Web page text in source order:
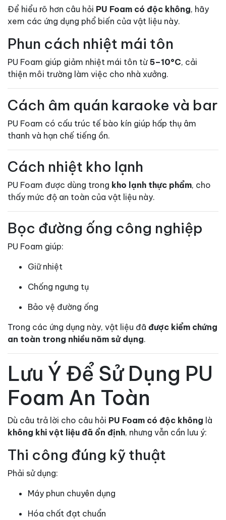
Để hiểu rõ hơn câu hỏi PU Foam có độc không, hãy
xem các ứng dụng phổ biến của vật liệu này.
Phun cách nhiệt mái tôn
PU Foam giúp giảm nhiệt mái tôn từ 5–10°C, cải
thiện môi trường làm việc cho nhà xưởng.
Cách âm quán karaoke và bar
PU Foam có cấu trúc tế bào kín giúp hấp thụ âm
thanh và hạn chế tiếng ồn.
Cách nhiệt kho lạnh
PU Foam được dùng trong kho lạnh thực phẩm, cho
thấy mức độ an toàn của vật liệu này.
Bọc đường ống công nghiệp
PU Foam giúp:
Giữ nhiệt
Chống ngưng tụ
Bảo vệ đường ống
Trong các ứng dụng này, vật liệu đã được kiểm chứng
an toàn trong nhiều năm sử dụng.
Lưu Ý Để Sử Dụng PU
Foam An Toàn
Dù câu trả lời cho câu hỏi PU Foam có độc không là
không khi vật liệu đã ổn định, nhưng vẫn cần lưu ý:
Thi công đúng kỹ thuật
Phải sử dụng:
Máy phun chuyên dụng
Hóa chất đạt chuẩn